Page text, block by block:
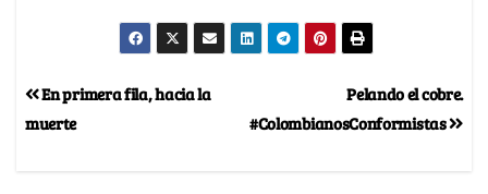
Pelando el cobre.
#ColombianosConformistas
En primera fila, hacia la
muerte